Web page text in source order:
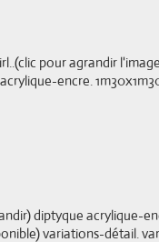
pour agrandir
encre.
diptyque acrylique-
variations-détail.